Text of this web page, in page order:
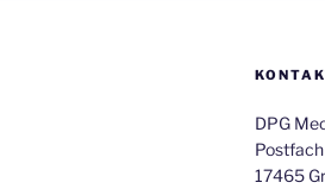
DPG
17465